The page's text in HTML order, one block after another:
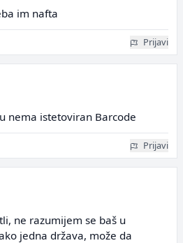
im nafta
Prijavi
nema istetoviran Barcode
Prijavi
ne razumijem se baš u
jedna država, može da